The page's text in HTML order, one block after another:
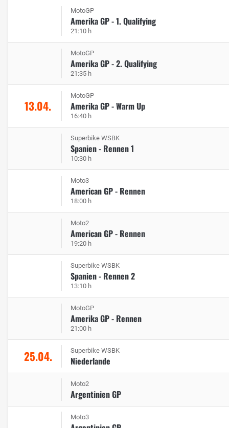
MotoGP
Amerika GP - 1. Qualifying
21:10 h
MotoGP
Amerika GP - 2. Qualifying
21:35 h
13.04.
MotoGP
Amerika GP - Warm Up
16:40 h
Superbike WSBK
Spanien - Rennen 1
10:30 h
Moto3
American GP - Rennen
18:00 h
Moto2
American GP - Rennen
19:20 h
Superbike WSBK
Spanien - Rennen 2
13:10 h
MotoGP
Amerika GP - Rennen
21:00 h
25.04. Superbike WSBK
Niederlande
Moto2
Argentinien GP
Moto3